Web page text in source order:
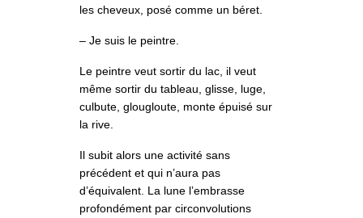
les cheveux, posé comme un béret.
– Je suis le peintre.
Le peintre veut sortir du lac, il veut
même sortir du tableau, glisse, luge,
culbute, glougloute, monte épuisé sur
la rive.
Il subit alors une activité sans
précédent et qui n’aura pas
d’équivalent. La lune l’embrasse
profondément par circonvolutions